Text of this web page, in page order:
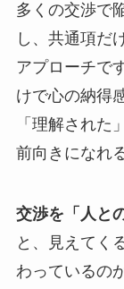
多くの交渉で
し、共通項だ
アプローチで
けで心の納得
「理解された
前向きになれ
交渉を「人と
と、見えてく
わっているの